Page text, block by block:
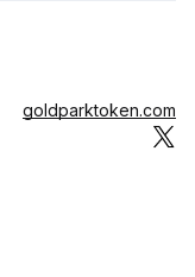
goldparktoken.com